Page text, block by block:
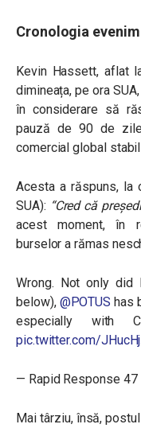
Cronologia
Kevin Hassett, aflat
dimineața, pe ora
în considerare să
pauză de 90 de
comercial global
Acesta a răspuns, la
SUA): “Cred că
acest moment, în
burselor a rămas
Wrong. Not only
below), @POTUS has
especially with
pic.twitter.com/
— Rapid Response
Mai târziu, însă,